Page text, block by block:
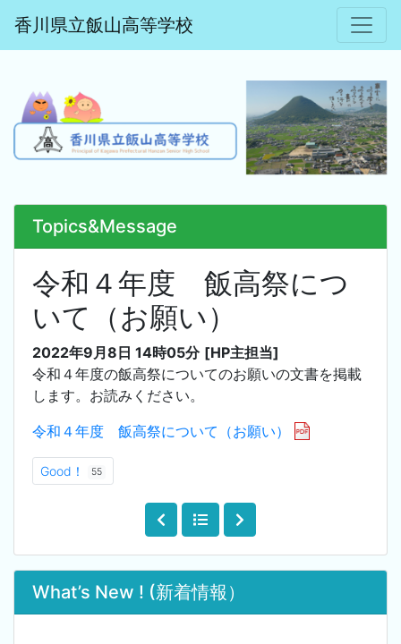
香川県立飯山高等学校
Topics&Message
令和４年度 飯高祭につ
いて（お願い）
2022年9月8日 14時05分 [HP主担当]
令和４年度の飯高祭についてのお願いの文書を掲載
します。お読みください。
令和４年度 飯高祭について（お願い）
Good！ 55
What’s New ! (新着情報）